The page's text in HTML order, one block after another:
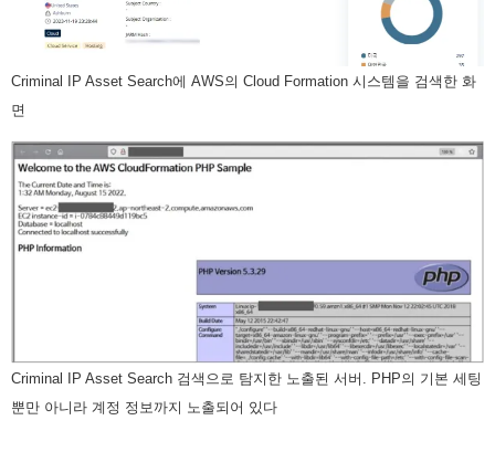
Criminal IP Asset Search에 AWS의 Cloud Formation 시스템을 검색한 화
면
Criminal IP Asset Search 검색으로 탐지한 노출된 서버. PHP의 기본 세팅
뿐만 아니라 계정 정보까지 노출되어 있다